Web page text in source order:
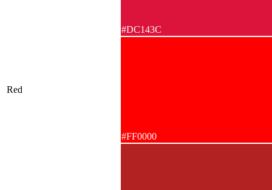
#DC143C
Red
#FF0000